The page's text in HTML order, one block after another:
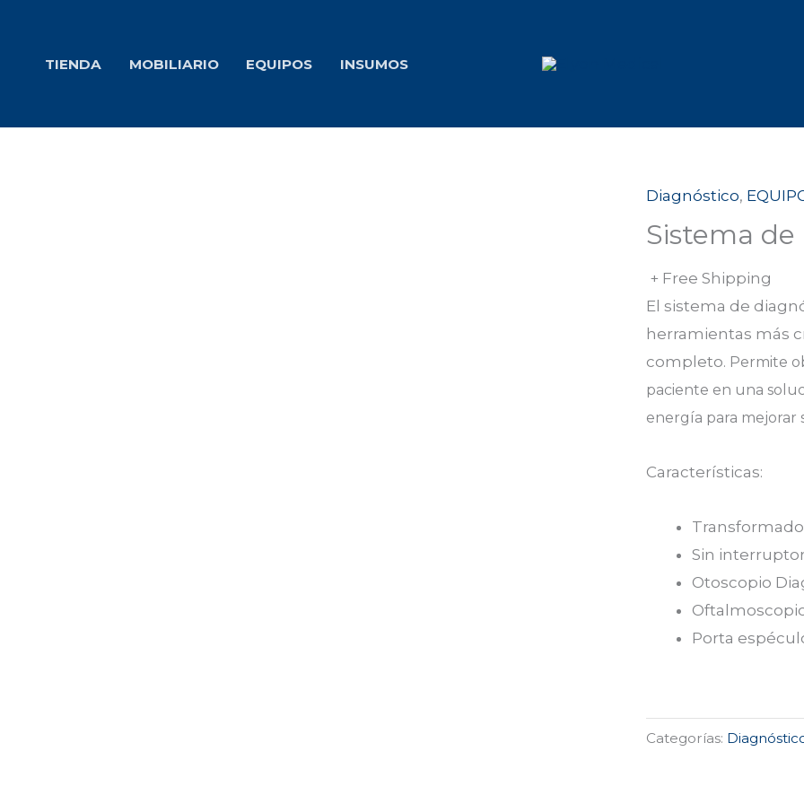
contenido
TIENDA MOBILIARIO EQUIPOS INSUMOS
Diagnóstico,
Sistema de
+ Free Shipping
El sistema de
herramientas más
completo. Permite
paciente en una
energía para mejorar
Características:
Sin
Otoscopio
Porta
Categorías: